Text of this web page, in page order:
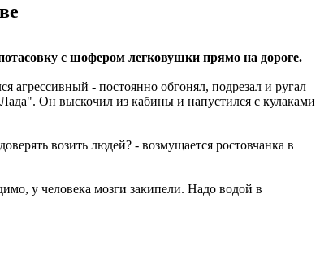
с шофером легковушки прямо на дороге.
агрессивный - постоянно обгонял, подрезал и ругал
Он выскочил из кабины и напустился с кулаками
возить людей? - возмущается ростовчанка в
у человека мозги закипели. Надо водой в